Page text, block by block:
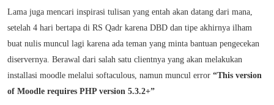
Lama juga mencari inspirasi tulisan yang entah akan datang dari mana,
setelah 4 hari bertapa di RS Qadr karena DBD dan tipe akhirnya ilham
buat nulis muncul lagi karena ada teman yang minta bantuan pengecekan
diservernya. Berawal dari salah satu clientnya yang akan melakukan
installasi moodle melalui softaculous, namun muncul error “This version
of Moodle requires PHP version 5.3.2+”